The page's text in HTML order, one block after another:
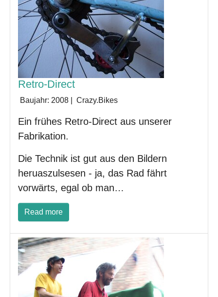
Retro-Direct
Baujahr: 2008 Crazy.Bikes
Ein frühes Retro-Direct aus unserer
Fabrikation.
Die Technik ist gut aus den Bildern
heruaszulsesen - ja, das Rad fährt
vorwärts, egal ob man…
Read more